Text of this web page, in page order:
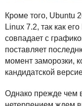
Кроме того, Ubuntu
Linux 7.2, так как
совпадает с
поставляет
момент заморозки,
кандидатской
Однако прежде чем